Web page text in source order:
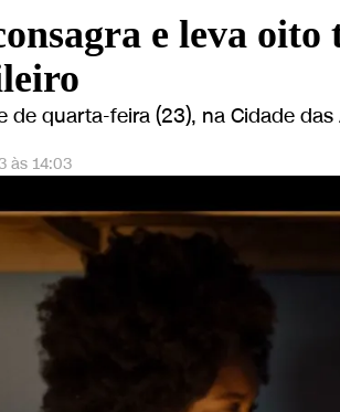
e leva
de quarta-feira (23), na Cidade
às 14:03